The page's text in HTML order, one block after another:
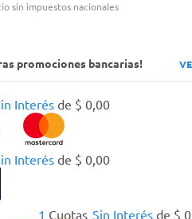
sin impuestos nacionales
promociones bancarias!
1 Cuotas Sin Interésde $ 0
Interés de $ 0,00
Interés de $ 0,00